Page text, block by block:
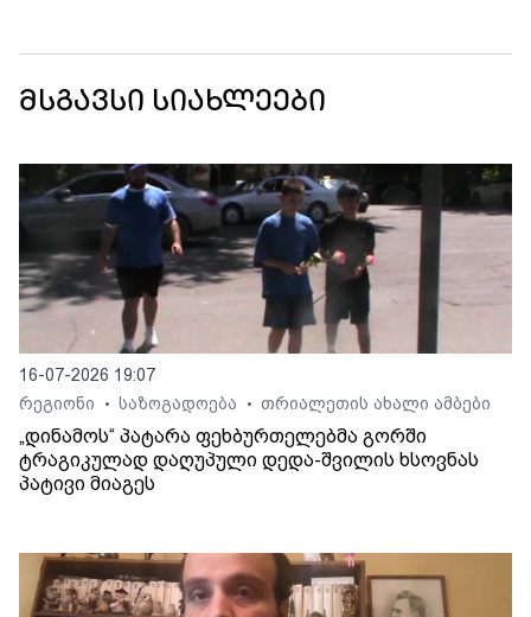
მსგავსი სიახლეები
16-07-2026 19:07
რეგიონი
• საზოგადოება • თრიალეთის ახალი ამბები
„დინამოს“ პატარა ფეხბურთელებმა გორში
ტრაგიკულად დაღუპული დედა-შვილის ხსოვნას
პატივი მიაგეს